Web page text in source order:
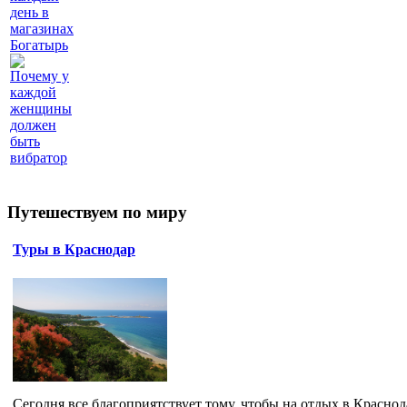
день в
магазинах
Богатырь
Почему у
каждой
женщины
должен
быть
вибратор
Путешествуем по миру
Туры в Краснодар
Сегодня все благоприятствует тому, чтобы на отдых в